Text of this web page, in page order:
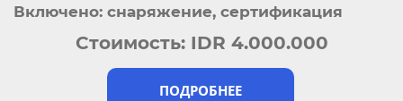
Включено: снаряжение, сертификация
ПОДРОБНЕЕ
Стоимость: IDR 4.000.000